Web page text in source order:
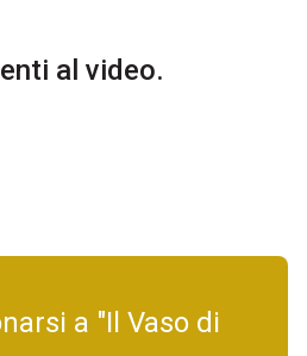
al video.
a "Il Vaso di